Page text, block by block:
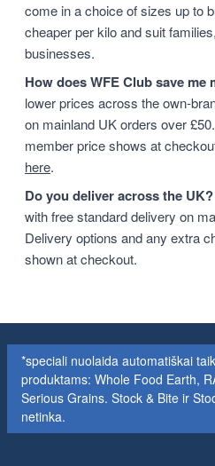
come in a choice of sizes up to
cheaper per kilo and suit
businesses.
How does WFE Club save me
lower prices across the own-
on mainland UK orders over
member price shows at
here.
Do you deliver across the UK?
with free standard delivery on
Delivery options and any extra
shown at checkout.
*speciali nuolaida automatiškai
produktams: Whole Food Earth,
Serious Grains. Stock & Bite ir
netinka.